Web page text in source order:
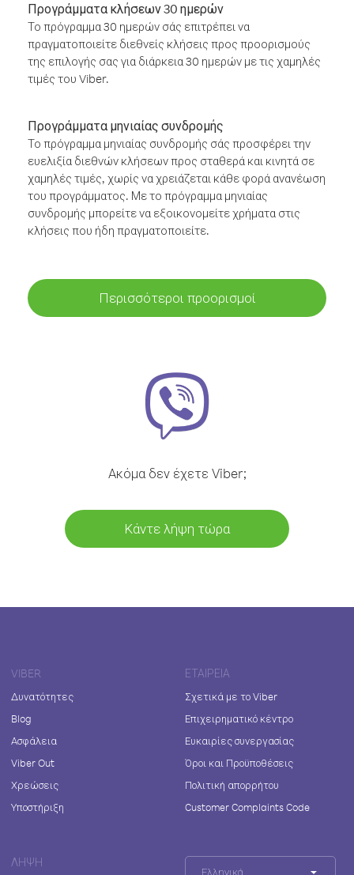
Προγράμματα κλήσεων 30 ημερών
Το πρόγραμμα 30 ημερών σάς επιτρέπει να
πραγματοποιείτε διεθνείς κλήσεις προς προορισμούς
της επιλογής σας για διάρκεια 30 ημερών με τις χαμηλές
τιμές του Viber.
Προγράμματα μηνιαίας συνδρομής
Το πρόγραμμα μηνιαίας συνδρομής σάς προσφέρει την
ευελιξία διεθνών κλήσεων προς σταθερά και κινητά σε
χαμηλές τιμές, χωρίς να χρειάζεται κάθε φορά ανανέωση
του προγράμματος. Με το πρόγραμμα μηνιαίας
συνδρομής μπορείτε να εξοικονομείτε χρήματα στις
κλήσεις που ήδη πραγματοποιείτε.
Περισσότεροι προορισμοί
Ακόμα δεν έχετε Viber;
Κάντε λήψη τώρα
VIBER
Δυνατότητες
Blog
Ασφάλεια
Viber Out
Χρεώσεις
Υποστήριξη
ΕΤΑΙΡΕΊΑ
Σχετικά με το Viber
Επιχειρηματικό κέντρο
Ευκαιρίες συνεργασίας
Όροι και Προϋποθέσεις
Πολιτική απορρήτου
Customer Complaints Code
ΛΉΨΗ
Ελληνικά